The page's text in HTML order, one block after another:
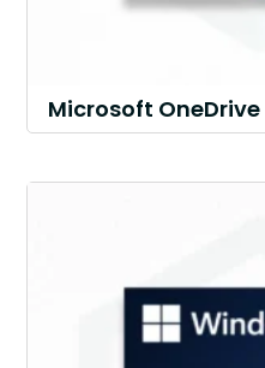
Microsoft OneDrive